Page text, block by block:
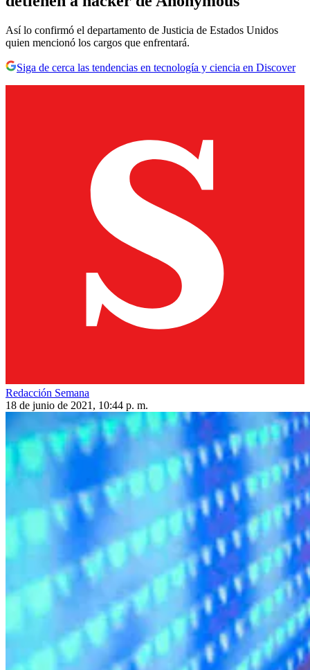
Así lo confirmó el departamento de Justicia de Estados Unidos
quien mencionó los cargos que enfrentará.
Siga de cerca las tendencias en tecnología y ciencia en Discover
Redacción Semana
18 de junio de 2021, 10:44 p. m.